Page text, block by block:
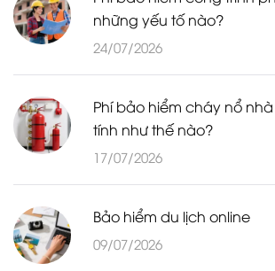
những yếu tố nào?
24/07/2026
Phí bảo hiểm cháy nổ
tính như thế nào?
17/07/2026
Bảo hiểm du lịch online
09/07/2026